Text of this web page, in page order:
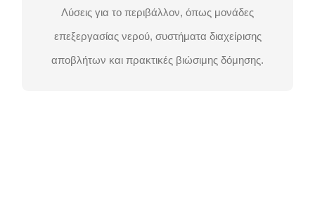
Λύσεις για το περιβάλλον, όπως μονάδες
επεξεργασίας νερού, συστήματα διαχείρισης
αποβλήτων και πρακτικές βιώσιμης δόμησης.
αποβλήτων και πρακτικές βιώσιμης δόμησης.